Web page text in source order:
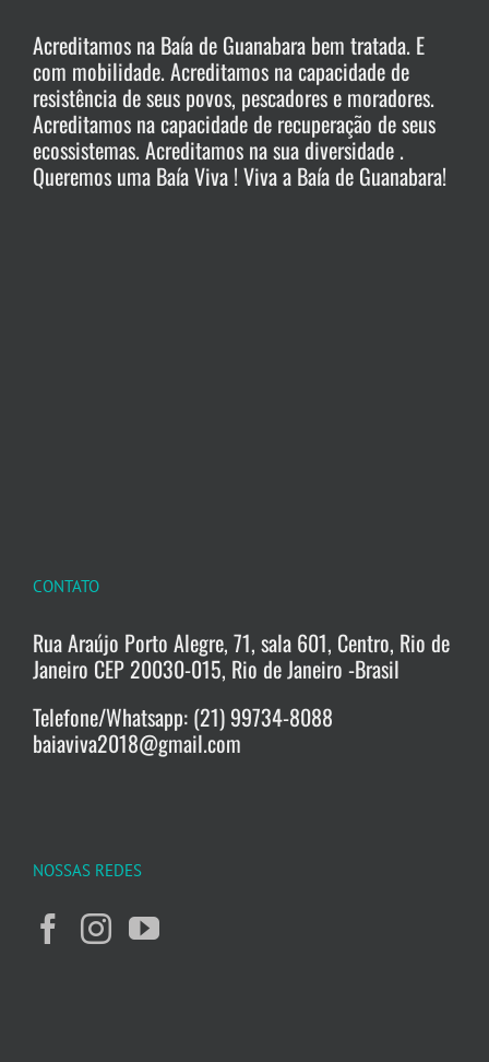
Acreditamos na Baía de Guanabara bem tratada. E
com mobilidade. Acreditamos na capacidade de
resistência de seus povos, pescadores e moradores.
Acreditamos na capacidade de recuperação de seus
ecossistemas. Acreditamos na sua diversidade .
Queremos uma Baía Viva ! Viva a Baía de Guanabara!
CONTATO
Rua Araújo Porto Alegre, 71, sala 601, Centro, Rio de
Janeiro CEP 20030-015, Rio de Janeiro -Brasil
Telefone/Whatsapp: (21) 99734-8088
baiaviva2018@gmail.com
NOSSAS REDES